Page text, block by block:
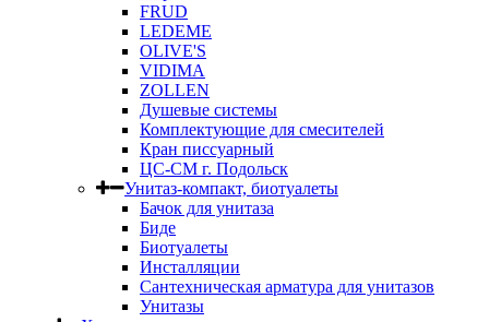
FRUD
LEDEME
OLIVE'S
VIDIMA
ZOLLEN
Душевые системы
Комплектующие для смесителей
Кран писсуарный
ЦС-СМ г. Подольск
Унитаз-компакт, биотуалеты
Бачок для унитаза
Биде
Биотуалеты
Инсталляции
Сантехническая арматура для унитазов
Унитазы